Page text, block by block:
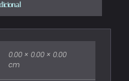
0.00 × 0.00 × 0.00
cm